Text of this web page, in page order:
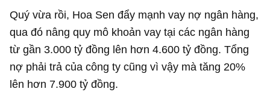
Quý vừa rồi, Hoa Sen đẩy mạnh vay nợ ngân hàng,
qua đó nâng quy mô khoản vay tại các ngân hàng
từ gần 3.000 tỷ đồng lên hơn4.600 tỷ đồng. Tổng
nợ phải trả của công ty cũng vì vậy mà tăng 20%
lên hơn 7.900 tỷ đồng.